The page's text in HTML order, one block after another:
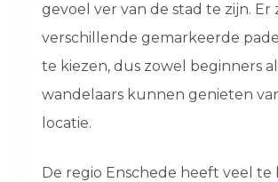
gevoel ver van de stad te zijn. Er
verschillende gemarkeerde
te kiezen, dus zowel beginners
wandelaars kunnen genieten
locatie.
De regio Enschede heeft veel te